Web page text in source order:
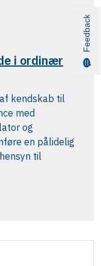
i ordinær
kendskab til
med
og
en pålidelig
til
Feedback